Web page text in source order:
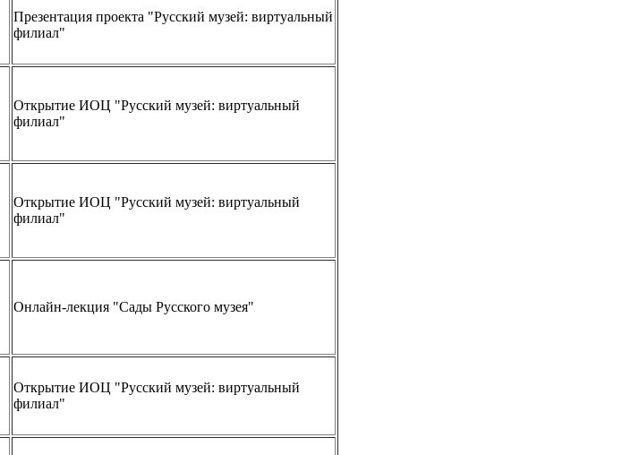
Презентация проекта "Русский музей: виртуальный
филиал"
Открытие ИОЦ "Русский музей: виртуальный
филиал"
Открытие ИОЦ "Русский музей: виртуальный
филиал"
Онлайн-лекция "Сады Русского музея"
Открытие ИОЦ "Русский музей: виртуальный
филиал"